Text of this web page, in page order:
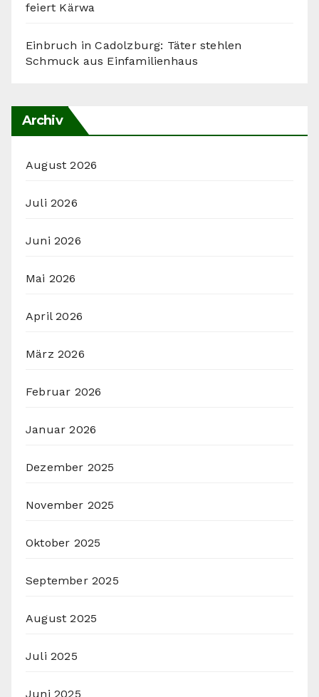
feiert Kärwa
Einbruch in Cadolzburg: Täter stehlen
Schmuck aus Einfamilienhaus
Archiv
August 2026
Juli 2026
Juni 2026
Mai 2026
April 2026
März 2026
Februar 2026
Januar 2026
Dezember 2025
November 2025
Oktober 2025
September 2025
August 2025
Juli 2025
Juni 2025